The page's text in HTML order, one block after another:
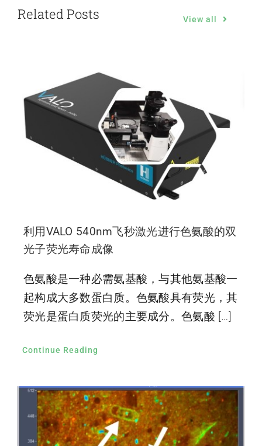
Related Posts View all
利用VALO 540nm飞秒激光进行色氨酸的双
光子荧光寿命成像
色氨酸是一种必需氨基酸，与其他氨基酸一
起构成大多数蛋白质。色氨酸具有荧光，其
荧光是蛋白质荧光的主要成分。色氨酸 […]
Continue Reading